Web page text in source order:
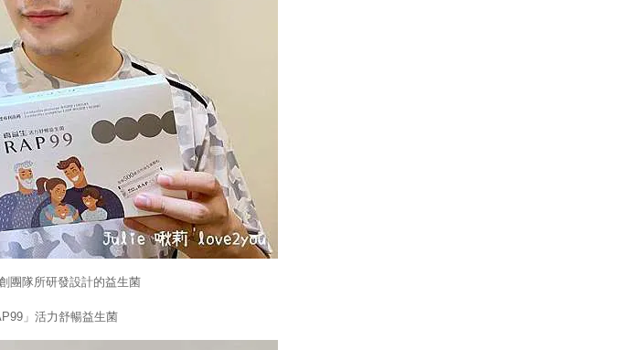
團隊所研發設計的益生菌
」活力舒暢益生菌